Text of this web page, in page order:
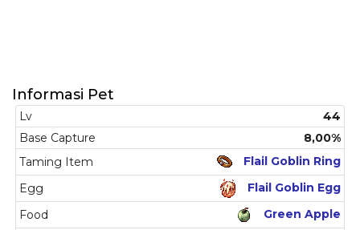
Informasi Pet
Lv
44
Base Capture
8,00%
Taming Item
Flail Goblin Ring
Egg
Flail Goblin Egg
Food
Green Apple